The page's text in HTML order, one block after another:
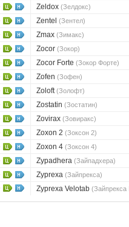
Zeldox (Зелдокс)
Zentel (Зентел)
Zmax (Зимакс)
Zocor (Зокор)
Zocor Forte (Зокор Форте)
Zofen (Зофен)
Zoloft(Золофт)
Zostatin (Зостатин)
Zovirax (Зовиракс)
Zoxon 2 (Зоксон 2)
Zoxon 4 (Зоксон 4)
Zypadhera (Зайпадхера)
Zyprexa (Зайпрекса)
Zyprexa Velotab (Зайпрекса